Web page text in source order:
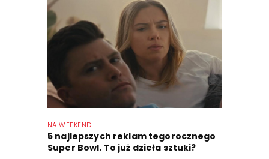
NA WEEKEND
5 najlepszych reklam tegorocznego
Super Bowl. To już dzieła sztuki?